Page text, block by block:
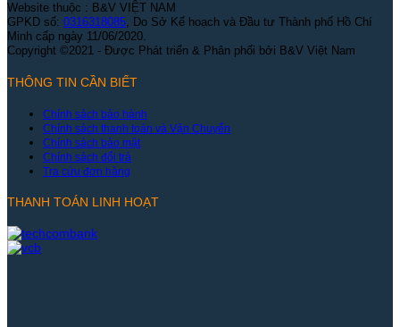
Website thuộc : B&V VIỆT NAM
GPKD số: 0316318085, Do Sở Kế hoạch và Đầu tư Thành phố Hồ Chí
Minh cấp ngày 11/06/2020.
Copyright ©2021 - Được Phát triển & Phân phối bởi B&V Việt Nam
THÔNG TIN CẦN BIẾT
Chính sách bảo hành
Chính sách thanh toán và Vận Chuyển
Chính sách bảo mật
Chính sách đổi trả
Tra cứu đơn hàng
THANH TOÁN LINH HOẠT